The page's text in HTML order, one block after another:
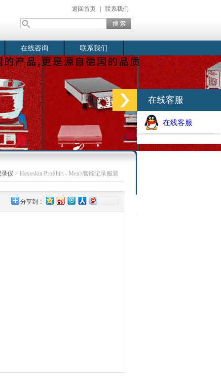
返回首页 联系我们
在线咨询 联系我们
录仪 > Hexoskin ProShirt - Men's智能记录服装
分享到：
在线客服
在线客服